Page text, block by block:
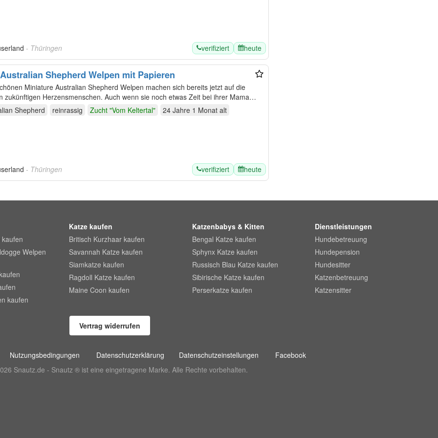
- Thüringen verifiziert heute
Shepherd Welpen mit Papieren
Miniature Australian Shepherd Welpen machen sich bereits jetzt auf die
zukünftigen Herzensmenschen. Auch wenn sie noch etwas Zeit bei ihrer Mama
Shepherd reinrassig Zucht "Vom Keltertal" 24 Jahre 1 Monatalt
- Thüringen verifiziert heute
Welpen
kaufen
Katze kaufen
Britisch Kurzhaar kaufen
Savannah Katze kaufen
Siamkatze kaufen
Ragdoll Katze kaufen
Maine Coon kaufen
Katzenbabys & Kitten
Bengal Katze kaufen
Sphynx Katze kaufen
Russisch Blau Katze kaufen
Sibirische Katze kaufen
Perserkatze kaufen
Dienstleistungen
Hundebetreuung
Hundepension
Hundesitter
Katzenbetreuung
Katzensitter
Vertrag widerrufen
Nutzungsbedingungen Datenschutzerklärung Datenschutzeinstellungen
Facebook
Snautz.de - Snautz ® ist eine eingetragene Marke. Alle Rechte vorbehalten.